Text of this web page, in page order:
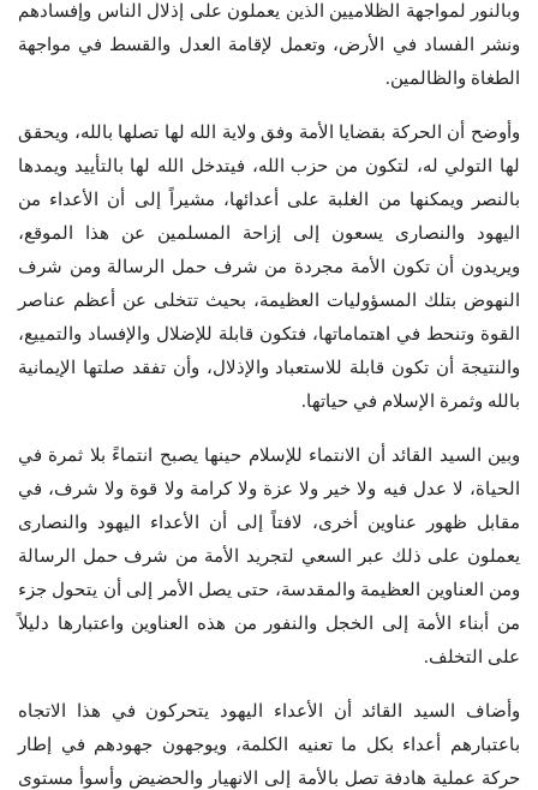
وبالنور لمواجهة الظلاميين الذين يعملون على إذلال الناس وإفسادهم
ونشر الفساد في الأرض، وتعمل لإقامة العدل والقسط في مواجهة
الطغاة والظالمين.
وأوضح أن الحركة بقضايا الأمة وفق ولاية الله لها تصلها بالله، ويحقق
لها التولي له، لتكون من حزب الله، فيتدخل الله لها بالتأييد ويمدها
بالنصر ويمكنها من الغلبة على أعدائها، مشيراً إلى أن الأعداء من
اليهود والنصارى يسعون إلى إزاحة المسلمين عن هذا الموقع،
ويريدون أن تكون الأمة مجردة من شرف حمل الرسالة ومن شرف
النهوض بتلك المسؤوليات العظيمة، بحيث تتخلى عن أعظم عناصر
القوة وتنحط في اهتماماتها، فتكون قابلة للإضلال والإفساد والتمييع،
والنتيجة أن تكون قابلة للاستعباد والإذلال، وأن تفقد صلتها الإيمانية
بالله وثمرة الإسلام في حياتها.
وبين السيد القائد أن الانتماء للإسلام حينها يصبح انتماءً بلا ثمرة في
الحياة، لا عدل فيه ولا خير ولا عزة ولا كرامة ولا قوة ولا شرف، في
مقابل ظهور عناوين أخرى، لافتاً إلى أن الأعداء اليهود والنصارى
يعملون على ذلك عبر السعي لتجريد الأمة من شرف حمل الرسالة
ومن العناوين العظيمة والمقدسة، حتى يصل الأمر إلى أن يتحول جزء
من أبناء الأمة إلى الخجل والنفور من هذه العناوين واعتبارها دليلاً
على التخلف.
وأضاف السيد القائد أن الأعداء اليهود يتحركون في هذا الاتجاه
باعتبارهم أعداء بكل ما تعنيه الكلمة، ويوجهون جهودهم في إطار
حركة عملية هادفة تصل بالأمة إلى الانهيار والحضيض وأسوأ مستوى